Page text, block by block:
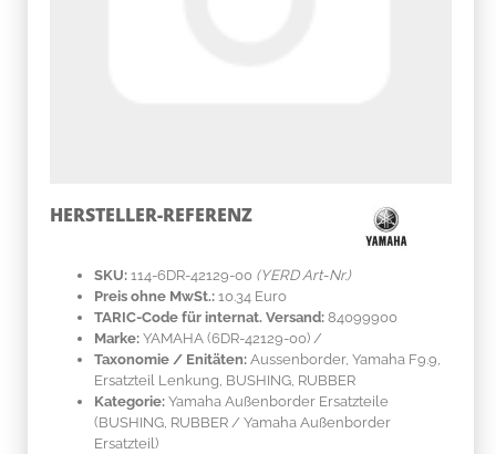
HERSTELLER-REFERENZ
SKU: 114-6DR-42129-00 (YERD Art-Nr.)
Preis ohne MwSt.: 10.34 Euro
TARIC-Code für internat. Versand: 84099900
Marke: YAMAHA (6DR-42129-00) /
Taxonomie / Enitäten: Aussenborder, Yamaha F9.9,
Ersatzteil Lenkung, BUSHING, RUBBER
Kategorie: Yamaha Außenborder Ersatzteile
(BUSHING, RUBBER / Yamaha Außenborder
Ersatzteil)